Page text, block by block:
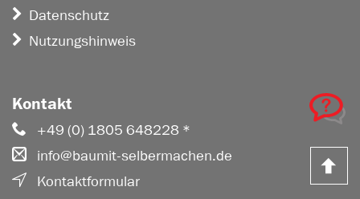
Datenschutz
Nutzungshinweis
Kontakt
+49 (0) 1805 648228 *
info@baumit-selbermachen.de
Kontaktformular